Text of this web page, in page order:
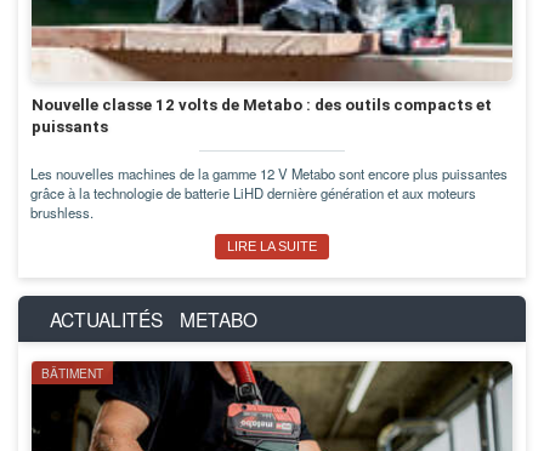
Nouvelle classe 12 volts de Metabo : des outils compacts et
puissants
Les nouvelles machines de la gamme 12 V Metabo sont encore plus puissantes
grâce à la technologie de batterie LiHD dernière génération et aux moteurs
brushless.
LIRE LA SUITE
ACTUALITÉS METABO
BÂTIMENT